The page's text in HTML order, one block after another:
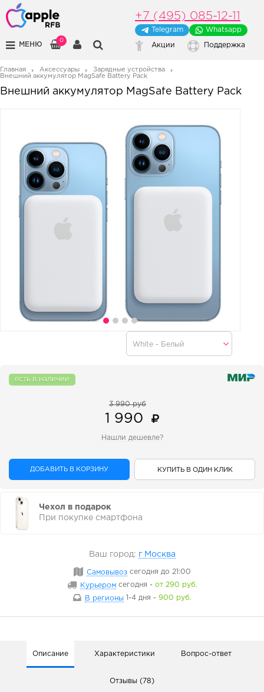
МЕНЮ
0
+7 (495) 085-12-11
Telegram Whatsapp
Акции Поддержка
Главная Аксессуары
Зарядные устройства
Внешний аккумулятор MagSafe Battery Pack
Внешний аккумулятор MagSafe Battery Pack
есть в наличии
3 990 руб
1 990
Нашли дешевле?
ДОБАВИТЬ В КОРЗИНУ КУПИТЬ В ОДИН КЛИК
Чехол в подарок
При покупке смартфона
Ваш город: г Москва
Самовывоз сегодня до 21:00
Курьером сегодня - от 290 руб.
В регионы
1-4 дня - 900 руб.
Описание Характеристики Вопрос-ответ
Отзывы (78)